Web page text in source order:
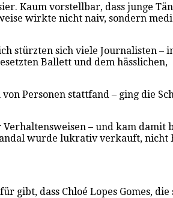
Kaum vorstellbar, dass junge
wirkte nicht naiv, sondern
stürzten sich viele Journalisten –
Ballett und dem hässlichen,
Personen stattfand – ging die
– und kam damit
wurde lukrativ verkauft, nicht
dass Chloé Lopes Gomes, die